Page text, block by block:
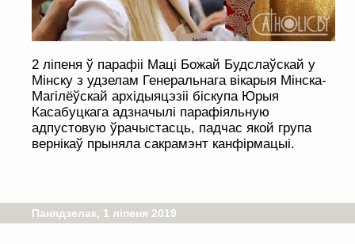
2 ліпеня ў парафіі Маці Божай Будслаўскай у
Мінску з удзелам Генеральнага вікарыя Мінска-
Магілёўскай архідыяцэзіі біскупа Юрыя
Касабуцкага адзначылі парафіяльную
адпустовую ўрачыстасць, падчас якой група
вернікаў прыняла сакрамэнт канфірмацыі.
Панядзелак, 1 ліпеня 2019